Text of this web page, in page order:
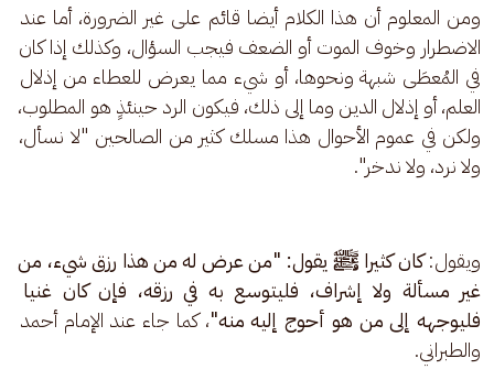
ومن المعلوم أن هذا الكلام أيضا قائم على غير الضرورة، أما عند
الاضطرار وخوف الموت أو الضعف فيجب السؤال، وكذلك إذا كان
في المُعطَى شبهة ونحوها، أو شيء مما يعرض للعطاء من إذلال
العلم، أو إذلال الدين وما إلى ذلك، فيكون الرد حينئذٍ هو المطلوب،
ولكن في عموم الأحوال هذا مسلك كثير من الصالحين "لا نسأل،
ولا نرد، ولا ندخر".
ويقول: كان كثيرا ﷺ يقول: "من عرض له من هذا رزق شيء، من
غير مسألة ولا إشراف، فليتوسع به في رزقه، فإن كان غنيا
فليوجهه إلى من هو أحوج إليه منه"، كما جاء عند الإمام أحمد
والطبراني.